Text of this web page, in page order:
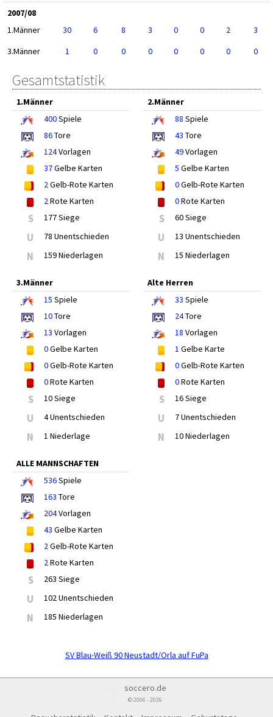
2007/08
1.Männer
30 6 8 3 0 0 2
3
3.Männer
1 0 0 0 0 0 0 0
Gesamtstatistik
1.Männer
400Spiele
86Tore
124Vorlagen
37Gelbe Karten
2Gelb-Rote Karten
2Rote Karten
S 177 Siege
U 78 Unentschieden
N 159 Niederlagen
2.Männer
88 Spiele
43 Tore
49Vorlagen
5 Gelbe Karten
0Gelb-Rote Karten
0Rote Karten
S 60 Siege
U 13 Unentschieden
N 15 Niederlagen
3.Männer
15 Spiele
10Tore
13 Vorlagen
0Gelbe Karten
0Gelb-Rote Karten
0Rote Karten
S 10 Siege
U 4 Unentschieden
N 1 Niederlage
Alte Herren
33 Spiele
24Tore
18 Vorlagen
1 Gelbe Karte
0Gelb-Rote Karten
0Rote Karten
S 16 Siege
U 7 Unentschieden
N 10 Niederlagen
ALLE MANNSCHAFTEN
536Spiele
163 Tore
204Vorlagen
43 Gelbe Karten
2Gelb-Rote Karten
2Rote Karten
S 263 Siege
U 102 Unentschieden
N 185 Niederlagen
SV Blau-Weiß 90 Neustadt/Orla auf FuPa
soccero.de
© 2006 - 2026